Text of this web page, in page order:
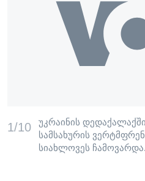
1/10
უკრაინის
სამსახურის
სიახლოვეს ჩამოვარდა.